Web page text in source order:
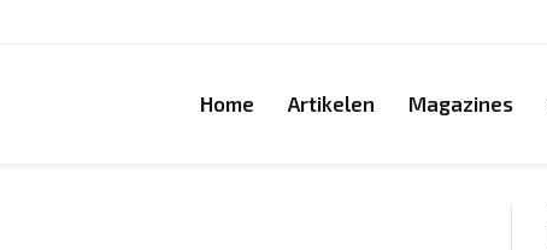
Home Artikelen Magazines